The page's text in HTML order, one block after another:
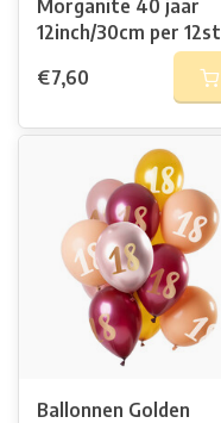
Morganite 40 jaar
12inch/30cm per 12st
€7,60
Ballonnen Golden